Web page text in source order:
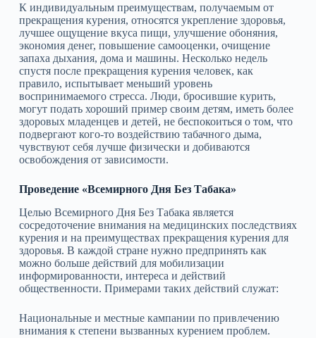
К индивидуальным преимуществам, получаемым от
прекращения курения, относятся укрепление здоровья,
лучшее ощущение вкуса пищи, улучшение обоняния,
экономия денег, повышение самооценки, очищение
запаха дыхания, дома и машины. Несколько недель
спустя после прекращения курения человек, как
правило, испытывает меньший уровень
воспринимаемого стресса. Люди, бросившие курить,
могут подать хороший пример своим детям, иметь более
здоровых младенцев и детей, не беспокоиться о том, что
подвергают кого‑то воздействию табачного дыма,
чувствуют себя лучше физически и добиваются
освобождения от зависимости.
Проведение «Всемирного Дня Без Табака»
Целью Всемирного Дня Без Табака является
сосредоточение внимания на медицинских последствиях
курения и на преимуществах прекращения курения для
здоровья. В каждой стране нужно предпринять как
можно больше действий для мобилизации
информированности, интереса и действий
общественности. Примерами таких действий служат:
Национальные и местные кампании по привлечению
внимания к степени вызванных курением проблем.